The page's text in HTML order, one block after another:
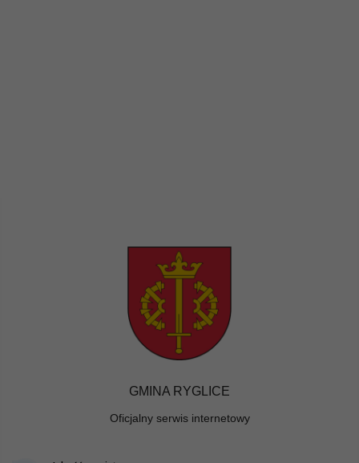
GMINA RYGLICE
Oficjalny serwis internetowy